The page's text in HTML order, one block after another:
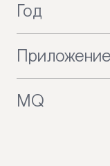
Год
Приложение
MQ